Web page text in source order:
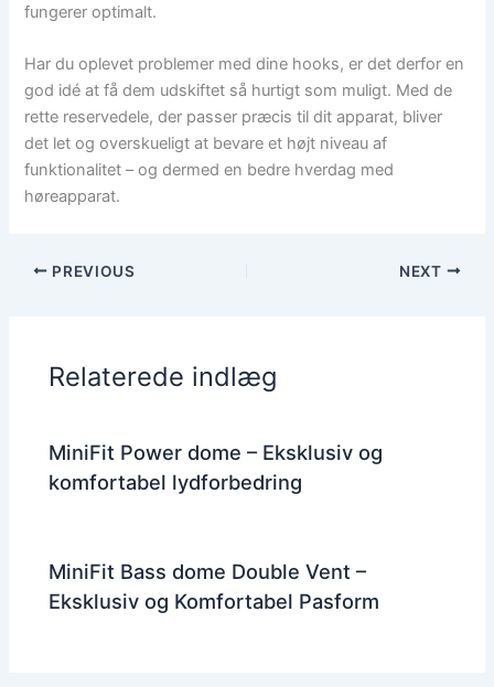
fungerer optimalt.
Har du oplevet problemer med dine hooks, er det derfor en
god idé at få dem udskiftet så hurtigt som muligt. Med de
rette reservedele, der passer præcis til dit apparat, bliver
det let og overskueligt at bevare et højt niveau af
funktionalitet – og dermed en bedre hverdag med
høreapparat.
PREVIOUS NEXT
Relaterede indlæg
MiniFit Power dome – Eksklusiv og
komfortabel lydforbedring
MiniFit Bass dome Double Vent –
Eksklusiv og Komfortabel Pasform